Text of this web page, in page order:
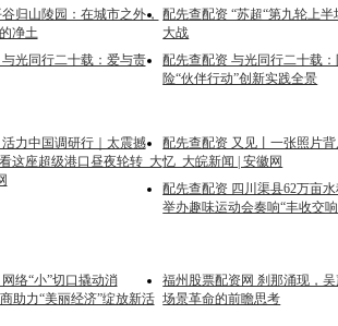
归山陵园：在城市之外，
净土
配先查配资 “苏超“第九轮上
大战
光同行二十载：爱与责
配先查配资 与光同行二十载
险“伙伴行动”创新实践全景
力中国调研行｜太震撼
这座超级港口昼夜轮转_大
配先查配资 又见丨一张照片
忆_大皖新闻 | 安徽网
配先查配资 四川渠县62万亩
举办趣味运动会奏响“丰收交
络“小”切口撬动消
助力“美丽经济”绽放新活
福州股票配资网 刹那涌现，
场景革命的前瞻思考